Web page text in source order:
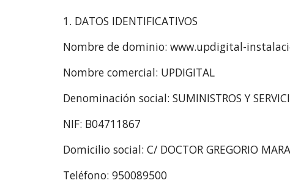
1. DATOS IDENTIFICATIVOS
Nombre de dominio: www.updigital-
Nombre comercial: UPDIGITAL
Denominación social: SUMINISTROS Y
NIF: B04711867
Domicilio social: C/ DOCTOR GREGORIO
Teléfono: 950089500